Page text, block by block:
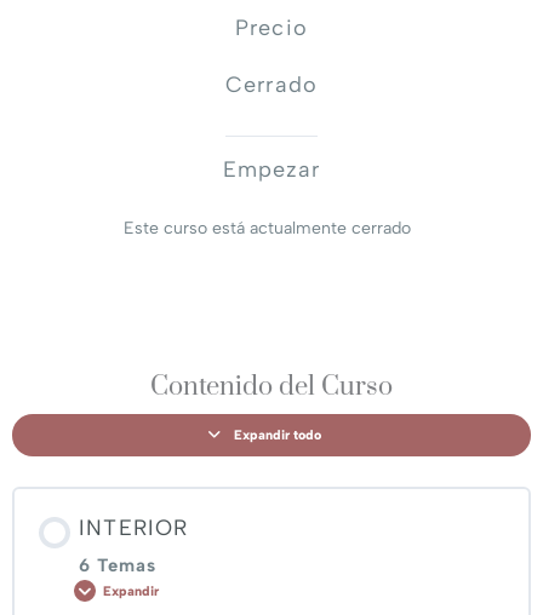
Precio
Cerrado
Empezar
Este curso está actualmente cerrado
Contenido del Curso
Expandir todo
INTERIOR
6 Temas
Expandir